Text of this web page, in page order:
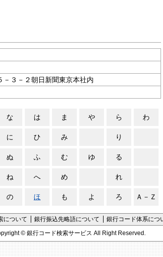
－３－２朝日新聞東京本社内
な は ま や ら わ
に ひ み り
ぬ ふ む ゆ る
ね へ め れ
の ほ も よ ろ Ａ－Ｚ
について 銀行振込先略語について 銀行コード体系につ
© 銀行コード検索サービス All Right Reserved.